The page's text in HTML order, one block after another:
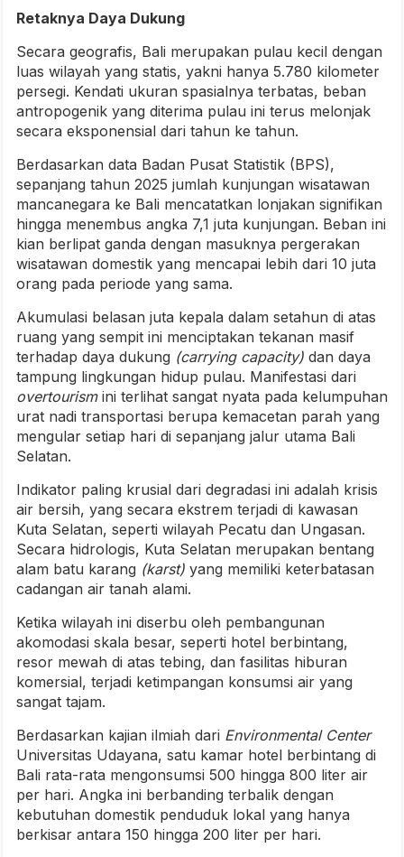
Retaknya Daya Dukung
Secara geografis, Bali merupakan pulau kecil dengan
luas wilayah yang statis, yakni hanya 5.780 kilometer
persegi. Kendati ukuran spasialnya terbatas, beban
antropogenik yang diterima pulau ini terus melonjak
secara eksponensial dari tahun ke tahun.
Berdasarkan data Badan Pusat Statistik (BPS),
sepanjang tahun 2025 jumlah kunjungan wisatawan
mancanegara ke Bali mencatatkan lonjakan signifikan
hingga menembus angka 7,1 juta kunjungan. Beban ini
kian berlipat ganda dengan masuknya pergerakan
wisatawan domestik yang mencapai lebih dari 10 juta
orang pada periode yang sama.
Akumulasi belasan juta kepala dalam setahun di atas
ruang yang sempit ini menciptakan tekanan masif
terhadap daya dukung (carrying capacity) dan daya
tampung lingkungan hidup pulau. Manifestasi dari
overtourismini terlihat sangat nyata pada kelumpuhan
urat nadi transportasi berupa kemacetan parah yang
mengular setiap hari di sepanjang jalur utama Bali
Selatan.
Indikator paling krusial dari degradasi ini adalah krisis
air bersih, yang secara ekstrem terjadi di kawasan
Kuta Selatan, seperti wilayah Pecatu dan Ungasan.
Secara hidrologis, Kuta Selatan merupakan bentang
alam batu karang (karst) yang memiliki keterbatasan
cadangan air tanah alami.
Ketika wilayah ini diserbu oleh pembangunan
akomodasi skala besar, seperti hotel berbintang,
resor mewah di atas tebing, dan fasilitas hiburan
komersial, terjadi ketimpangan konsumsi air yang
sangat tajam.
Berdasarkan kajian ilmiah dari Environmental Center
Universitas Udayana, satu kamar hotel berbintang di
Bali rata-rata mengonsumsi 500 hingga 800 liter air
per hari. Angka ini berbanding terbalik dengan
kebutuhan domestik penduduk lokal yang hanya
berkisar antara 150 hingga 200 liter per hari.